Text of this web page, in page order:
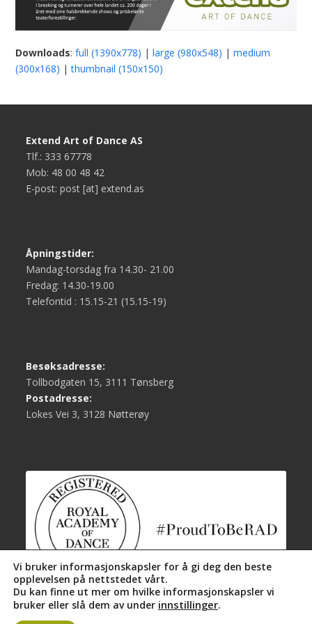
Downloads:full (1390x778) |large (980x548) |medium
(300x168) |thumbnail (150x150)
Extend Art of Dance AS
Tlf.: 333 67778
Mob: 48 00 48 42
E-post: post [at] extend.as
Åpningstider:
Mandag-torsdag fra 14.30- 21.00
Fredag: 14.30-19.00
Telefontid : 15.15-21 (15.15-19)
Besøksadresse:
Tollbodgaten 15, 3111 Tønsberg
Postadresse:
Lokes Vei 3, 3128 Nøtterøy
Vi bruker informasjonskapsler for å gi deg den beste
opplevelsen på nettstedet vårt.
Du kan finne ut mer om hvilke informasjonskapsler vi
bruker eller slå dem av under innstillinger.